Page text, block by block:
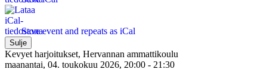
Save event and repeats as iCal
Sulje
Kevyet harjoitukset, Hervannan ammattikoulu
maanantai, 04. toukokuu 2026, 20:00 - 21:30